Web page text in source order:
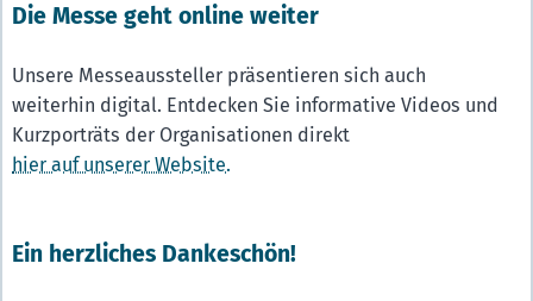
Die Messe geht online weiter
Unsere Messeaussteller präsentieren sich auch
weiterhin digital. Entdecken Sie informative Videos und
Kurzporträts der Organisationen direkt
hier auf unserer Website.
Ein herzliches Dankeschön!